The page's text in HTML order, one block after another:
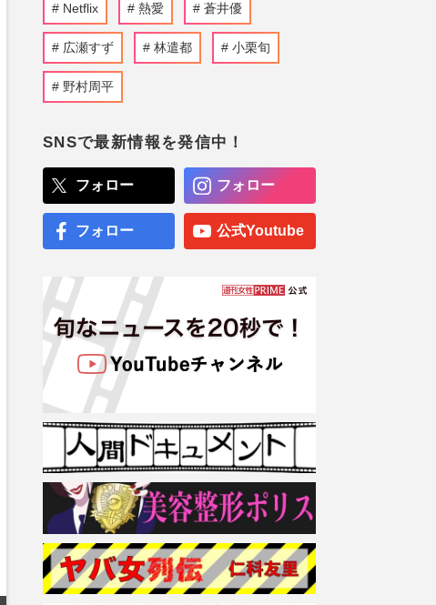
SixTONES・ジェシー、綾
瀬はるかとの熱愛報道から
2年も「結婚計画はいった
ん白紙」“待たせ続ける”グ
猛毒”投入ダメージを受ける
大人が大量発生、“子ども向
小栗旬の“非公表長女”が顔
隠しデビュー、透ける山田
優の「スーパーモデルに」
勝てる10食材」徹底活用マ
満点の“早見シート”簡単管
理で手軽にがん予防
【大阪より強引？】横浜
ン”の現状
『映画ちいかわ 人魚の島の
ひみつ』入場者特典第2弾
にボンボンドロップシール
配布、“ファン以外”も飛び
ついた第1弾と衝撃のラス
ト
Netflix 熱愛 蒼井優
広瀬すず 林遣都 小栗旬
野村周平
SNSで最新情報を発信中！
フォロー フォロー
フォロー 公式Youtube